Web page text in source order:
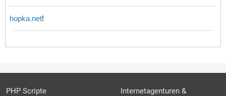
hopka.net!
PHP Scripte
Internetagenturen &